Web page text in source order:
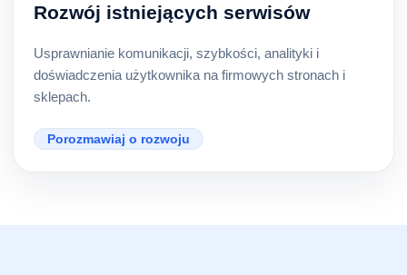
Rozwój istniejących serwisów
Usprawnianie komunikacji, szybkości, analityki i
doświadczenia użytkownika na firmowych stronach i
sklepach.
Porozmawiaj o rozwoju